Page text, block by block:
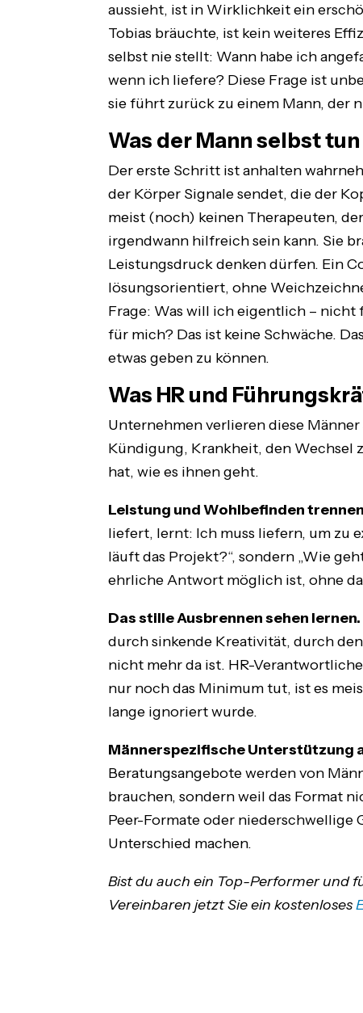
aussieht, ist in Wirklichkeit ein
Tobias bräuchte, ist kein weiteres
selbst nie stellt: Wann habe ich
wenn ich liefere? Diese Frage ist
sie führt zurück zu einem Mann,
Was der Mann selbst
Der erste Schritt ist anhalten
der Körper Signale sendet, die der
meist (noch) keinen Therapeuten,
irgendwann hilfreich sein kann. Sie
Leistungsdruck denken dürfen. Ein
lösungsorientiert, ohne
Frage: Was will ich eigentlich – nicht
für mich? Das ist keine Schwäche.
etwas geben zu können.
Was HR und
Unternehmen verlieren diese
Kündigung, Krankheit, den Wechsel
hat, wie es ihnen geht.
Leistung und Wohlbefinden
liefert, lernt: Ich muss liefern, um zu
läuft das Projekt?“, sondern „Wie
ehrliche Antwort möglich ist, ohne
Das stille Ausbrennen sehen lernen.
durch sinkende Kreativität, durch
nicht mehr da ist. HR-
nur noch das Minimum tut, ist es
lange ignoriert wurde.
Männerspezifische Unterstützung
Beratungsangebote werden von
brauchen, sondern weil das Format
Peer-Formate oder niederschwellige
Unterschied machen.
Bist du auch ein Top-Performer und
Vereinbaren jetzt Sie ein kostenloses